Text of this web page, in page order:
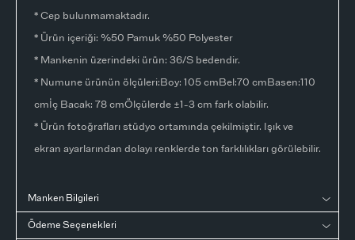
* Cep bulunmamaktadır.
* Ürün içeriği: %50 Pamuk %50 Polyester
* Mankenin üzerindeki ürün: 36/S bedendir.
* Numune ürünün ölçüleri:Boy: 105 cmBel:70 cmBasen:110
cmİç Bacak: 78 cmÖlçülerde ±1-3 cm fark olabilir.
* Ürün fotoğrafları stüdyo ortamında çekilmiştir. Işık ve
ekran ayarlarından dolayı renklerde ton farklılıkları görülebilir.
Manken Bilgileri
Ödeme Seçenekleri